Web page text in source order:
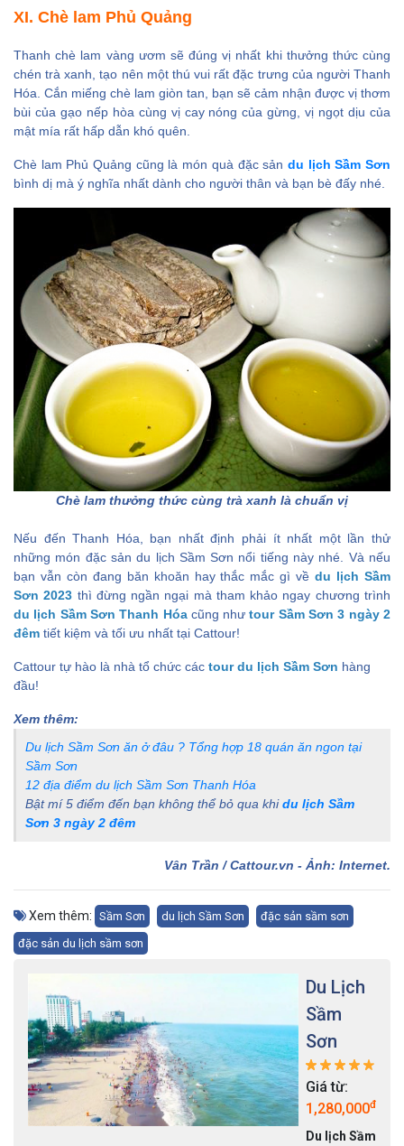
XI. Chè lam Phủ Quảng
Thanh chè lam vàng ươm sẽ đúng vị nhất khi thưởng thức cùng
chén trà xanh, tạo nên một thú vui rất đặc trưng của người Thanh
Hóa. Cắn miếng chè lam giòn tan, bạn sẽ cảm nhận được vị thơm
bùi của gạo nếp hòa cùng vị cay nóng của gừng, vị ngọt dịu của
mật mía rất hấp dẫn khó quên.
Chè lam Phủ Quảng cũng là món quà đặc sản du lịch Sầm Sơn
bình dị mà ý nghĩa nhất dành cho người thân và bạn bè đấy nhé.
Chè lam thưởng thức cùng trà xanh là chuẩn vị
Nếu đến Thanh Hóa, bạn nhất định phải ít nhất một lần thử
những món đặc sản du lịch Sầm Sơn nổi tiếng này nhé. Và nếu
bạn vẫn còn đang băn khoăn hay thắc mắc gì vềdu lịch Sầm
Sơn 2023 thì đừng ngần ngại mà tham khảo ngay chương trình
du lịch Sầm Sơn Thanh Hóacũng nhưtour Sầm Sơn 3 ngày 2
đêm tiết kiệm và tối ưu nhất tại Cattour!
Cattour tự hào là nhà tổ chức các tour du lịch Sầm Sơn hàng
đầu!
Xem thêm:
Du lịch Sầm Sơn ăn ở đâu ? Tổng hợp 18 quán ăn ngon tại
Sầm Sơn
12 địa điểm du lịch Sầm Sơn Thanh Hóa
Bật mí 5 điểm đến bạn không thể bỏ qua khidu lịch Sầm
Sơn 3 ngày 2 đêm
Vân Trần / Cattour.vn - Ảnh: Internet.
Xem thêm: Sầm Sơn du lịch Sầm Sơn
đặc sản sầm sơn
đặc sản du lịch sầm sơn
Du Lịch
Sầm
Sơn
Giá từ:
1,280,000đ
Du lịch Sầm